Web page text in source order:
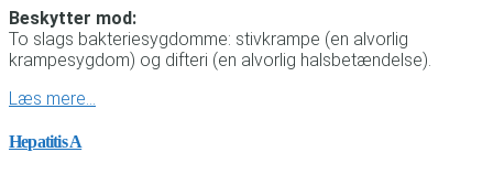
Beskytter mod:
To slags bakteriesygdomme: stivkrampe (en alvorlig
krampesygdom) og difteri (en alvorlig halsbetændelse).
Læs mere…
Hepatitis A